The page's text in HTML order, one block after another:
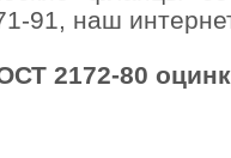
91, наш
2172-80